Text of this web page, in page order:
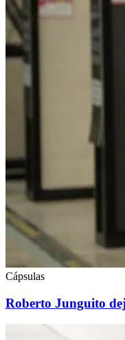
Cápsulas
Roberto Junguito